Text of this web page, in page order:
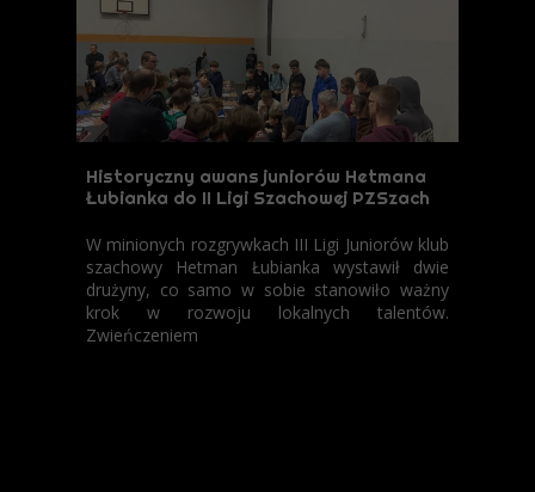
Historyczny awans juniorów Hetmana
Łubianka do II Ligi Szachowej PZSzach
W minionych rozgrywkach III Ligi Juniorów klub
szachowy Hetman Łubianka wystawił dwie
drużyny, co samo w sobie stanowiło ważny
krok w rozwoju lokalnych talentów.
Zwieńczeniem